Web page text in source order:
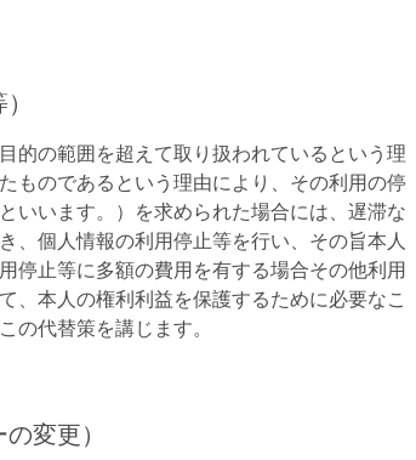
的の範囲を超えて取り扱われているという理
ものであるという理由により、その利用の停
いいます。）を求められた場合には、遅滞な
、個人情報の利用停止等を行い、その旨本人
停止等に多額の費用を有する場合その他利用
、本人の権利利益を保護するために必要なこ
の代替策を講じます。
変更）